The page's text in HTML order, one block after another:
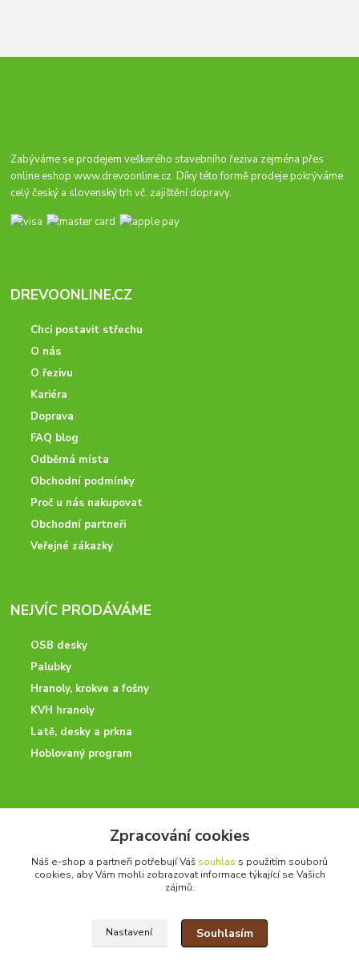
Zabýváme se prodejem veškerého stavebního řeziva zejména přes
online eshopwww.drevoonline.cz. Díky této formě prodeje pokrýváme
celý český a slovenský trh vč. zajištění dopravy.
DREVOONLINE.CZ
Chci postavit střechu
O nás
O řezivu
Kariéra
Doprava
FAQ blog
Odběrná místa
Obchodní podmínky
Proč u nás nakupovat
Obchodní partneři
Veřejné zákazky
NEJVÍC PRODÁVÁME
OSB desky
Palubky
Hranoly, krokve a fošny
KVH hranoly
Latě, desky a prkna
Hoblovaný program
Potřebujete poradit? Neváhejte nás kontaktovat.
+420 728 600 625
po - pá 7:00 - 15:00
Zpracování cookies
Náš e-shop a partneři potřebují Váš souhlas s použitím souborů
cookies, aby Vám mohli zobrazovat informace týkající se Vašich
zájmů.
Nastavení Souhlasím